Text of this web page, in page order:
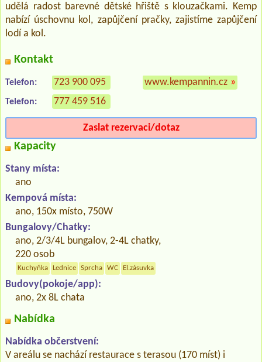
udělá radost barevné dětské hřiště s klouzačkami. Kemp
nabízí úschovnu kol, zapůjčení pračky, zajistíme zapůjčení
lodí a kol.
Kontakt
Telefon: 723 900 095
Telefon: 777 459 516
www.kempannin.cz »
Zaslat rezervaci/dotaz
Kapacity
Stany místa:
ano
Kempová místa:
ano, 150x místo, 750W
Bungalovy/Chatky:
ano, 2/3/4L bungalov, 2-4L chatky,
220 osob
Kuchyňka Lednice Sprcha WC El.zásuvka
Budovy(pokoje/app):
ano, 2x 8L chata
Nabídka
Nabídka občerstvení:
V areálu se nachází restaurace s terasou (170 míst) i